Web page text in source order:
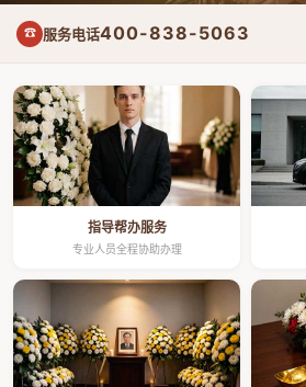
☎ 服务电话400-838-5063
指导帮办服务
专业人员全程协助办理